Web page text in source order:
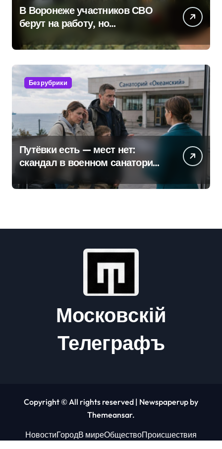
В Воронеже участников СВО
берут на работу, но
удержаться удаётся не всем
Без рубрики
Путёвки есть — мест нет:
скандал в военном санатории
Московскій
Телеграфъ
Copyright © All rights reserved | Newspaperup by
Themeansar.
НовостиГородВ миреОбществоПроисшествия